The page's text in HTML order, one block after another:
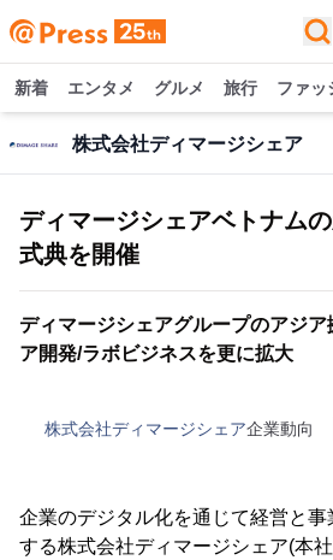
新着 エンタメ グルメ 旅行 ファッ
株式会社ディマージシェア
ディマージシェアベトナム
式典を開催
ディマージシェアグループのアジア
ア開発/ラボビジネスを更に拡大
株式会社ディマージシェア企業動向
企業のデジタル化を通じて経営と
する株式会社ディマージシェア(本